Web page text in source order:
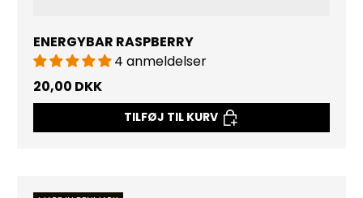
ENERGYBAR RASPBERRY
4 anmeldelser
20,00 DKK
TILFØJ TIL KURV